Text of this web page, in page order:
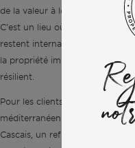
de la valeur à long terme.
C'est un lieu où l'architecture
restent internationales tout en
la propriété immobilière est
résilient.
Pour les clients qui souhaitent
méditerranéen équilibré, avec
Cascais, un refuge côtier à